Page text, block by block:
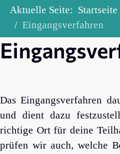
Aktuelle Seite: Startseite
Eingangsverfahren
Das Eingangsverfahren
und dient dazu
richtige Ort für deine
prüfen wir auch, welche